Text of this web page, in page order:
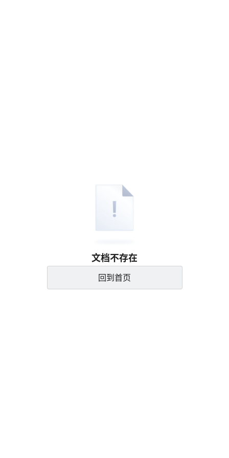
文档不存在
回到首页